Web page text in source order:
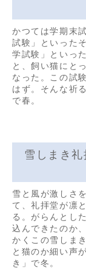
かつては学期末
試験」といった
学試験」といっ
と、飼い猫にと
なった。この試
はず。そんな祈
で春。
雪しまき
雪と風が激しさ
て、礼拝堂が凛
る。がらんとし
込んできたのか
かくこの雪しま
と猫のか細い声
き」で冬。